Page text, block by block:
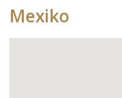
Mexiko